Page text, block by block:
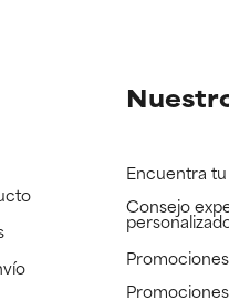
Encuentra
Consejo